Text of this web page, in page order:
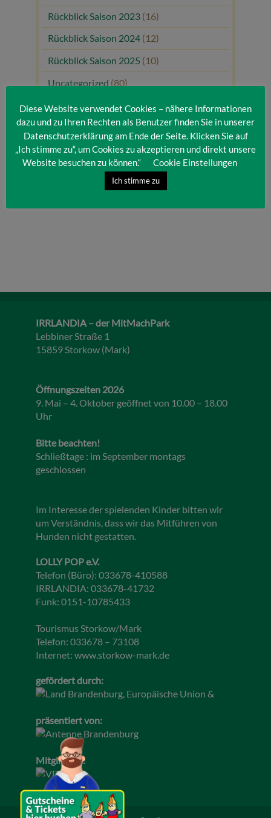
Rückblick Saison 2023 (16)
Rückblick Saison 2024 (12)
Rückblick Saison 2025 (10)
Uncategorized (80)
Unsere Gäste(1)
IRRLANDIA – der MitMachPark
Lebbiner Straße 1
15859 Storkow (Mark)
Öffnungszeiten 2026
9. Mai – 4. Oktober geöffnet von 10.00 – 18.00
Uhr
Bitte beachten!
Schließtage : im September montags
geschlossen
Im Interesse der spielenden Kinder bitten wir
um Verständnis, dass wir das Mitführen von
Hunden nicht gestatten.
LOLLY POP e.V.
Telefon (Büro): 033678-410588
IRRLANDIA: 033678-41732
Funk: 0151-10785433
Tourismus Storkow/Mark
Telefon: 033678 – 73108
Internet: www.storkow-mark.de
gefördert durch:
präsentiert von:
Mitglied im:
Diese Website verwendet Cookies – nähere Informationen
dazu und zu Ihren Rechten als Benutzer finden Sie in unserer
Datenschutzerklärung am Ende der Seite. Klicken Sie auf
„Ich stimme zu“, um Cookies zu akzeptieren und direkt unsere
Website besuchen zu können.“
Cookie Einstellungen
Ich stimme zu